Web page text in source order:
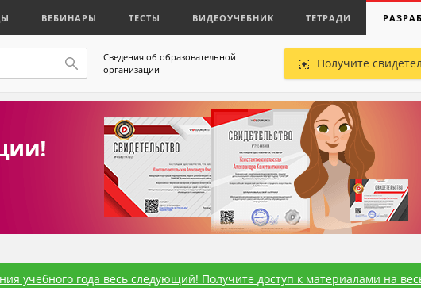
ВЕБИНАРЫ ТЕСТЫ ВИДЕОУЧЕБНИК ТЕТРАДИ
Сведения об образовательной
организации
Получите
учебного года весь следующий! Получите доступ к материалами на